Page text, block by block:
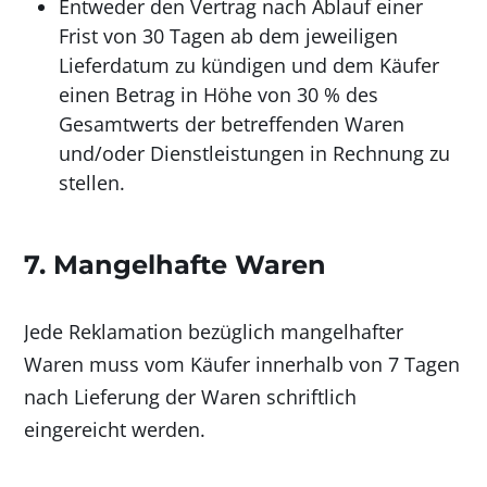
Entweder den Vertrag nach Ablauf einer
Frist von 30 Tagen ab dem jeweiligen
Lieferdatum zu kündigen und dem Käufer
einen Betrag in Höhe von 30 % des
Gesamtwerts der betreffenden Waren
und/oder Dienstleistungen in Rechnung zu
stellen.
7. Mangelhafte Waren
Jede Reklamation bezüglich mangelhafter
Waren muss vom Käufer innerhalb von 7 Tagen
nach Lieferung der Waren schriftlich
eingereicht werden.